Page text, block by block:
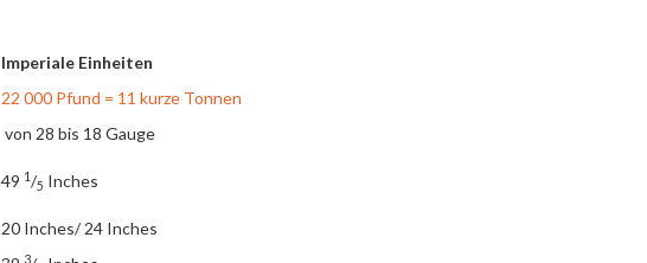
Imperiale Einheiten
22 000 Pfund = 11 kurze Tonnen
von 28 bis 18 Gauge
49 1 /5 Inches
20 Inches/ 24 Inches
3